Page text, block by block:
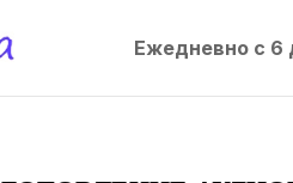
Ежедневно с 6